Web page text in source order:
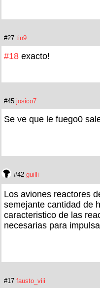
#27 tin9
#18 exacto!
#45 josico7
Se ve que le fuego0
#42 guilli
Los aviones reactores
semejante cantidad de
caracteristico de las
necesarias para
#17 fausto_viii